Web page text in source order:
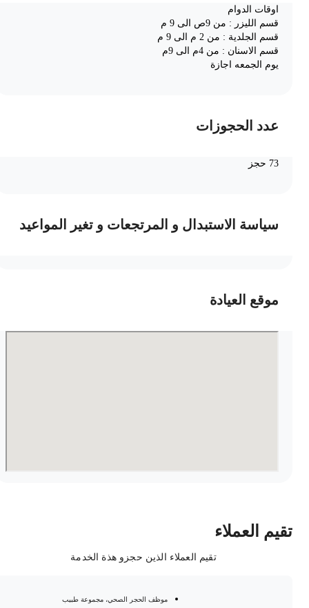
اوقات الدوام
قسم الليزر : من 9ص الى 9 م
قسم الجلدية : من 2 م الى 9 م
قسم الاسنان : من 4م الى 9م
يوم الجمعه اجازة
عدد الحجوزات
سياسة الاستبدال و المرتجعات و تغير المواعيد
موقع العيادة
العملاء
تقيم العملاء الذين حجزو هذة الخدمة
موظف الحجر الصحي، مجموعة طبيب